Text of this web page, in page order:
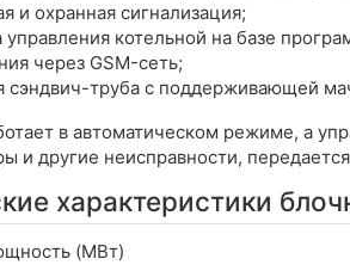
и охранная сигнализация;
котельной на базе
через GSM-сеть;
сэндвич-труба с поддерживающей
в автоматическом режиме, а
и другие неисправности,
характеристики
(МВт)